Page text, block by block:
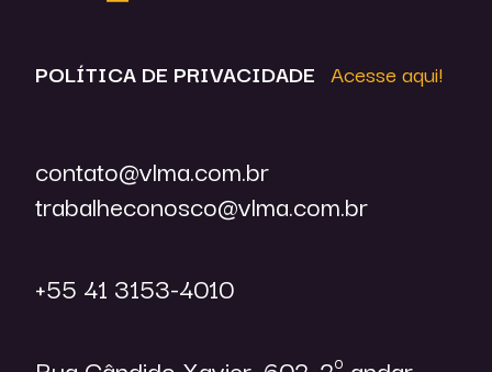
POLÍTICA DE PRIVACIDADE Acesse aqui!
contato@vlma.com.br
trabalheconosco@vlma.com.br
+55 41 3153-4010